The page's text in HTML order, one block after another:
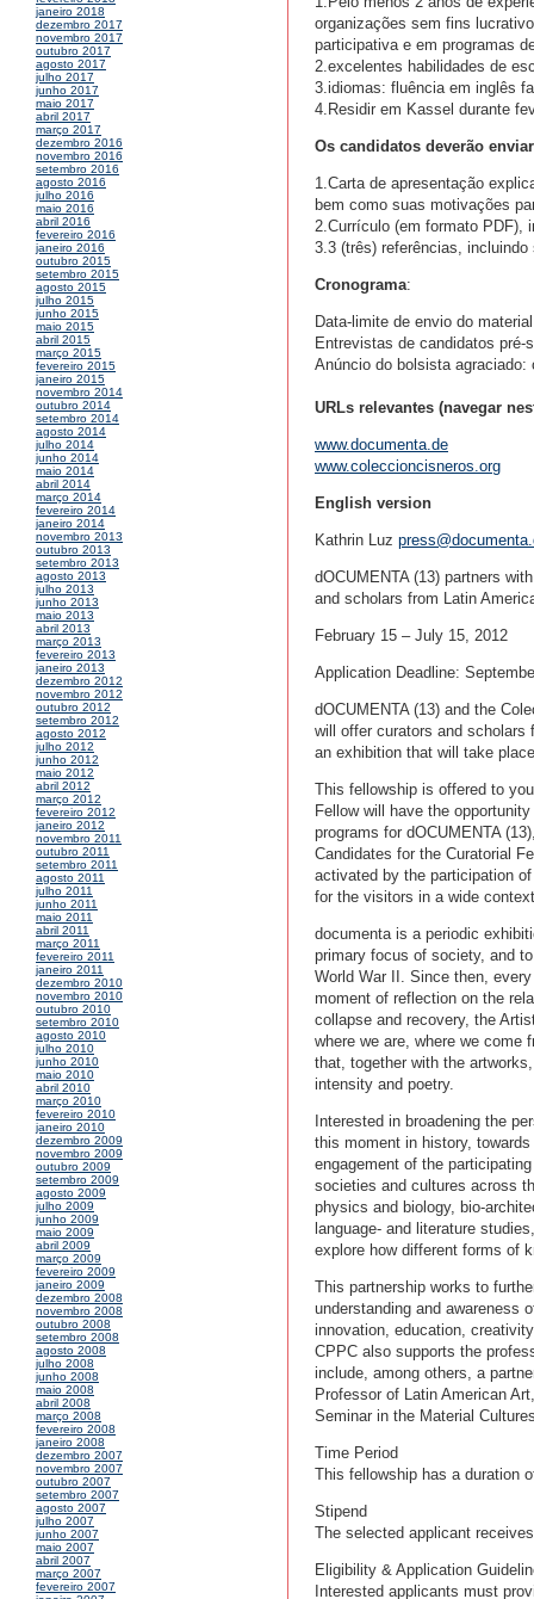
janeiro 2018
dezembro 2017
novembro 2017
outubro 2017
agosto 2017
julho 2017
junho 2017
maio 2017
abril 2017
março 2017
dezembro 2016
novembro 2016
setembro 2016
agosto 2016
julho 2016
maio 2016
abril 2016
fevereiro 2016
janeiro 2016
outubro 2015
setembro 2015
agosto 2015
julho 2015
junho 2015
maio 2015
abril 2015
março 2015
fevereiro 2015
janeiro 2015
novembro 2014
outubro 2014
setembro 2014
agosto 2014
julho 2014
junho 2014
maio 2014
abril 2014
março 2014
fevereiro 2014
janeiro 2014
novembro 2013
outubro 2013
setembro 2013
agosto 2013
julho 2013
junho 2013
maio 2013
abril 2013
março 2013
fevereiro 2013
janeiro 2013
dezembro 2012
novembro 2012
outubro 2012
setembro 2012
agosto 2012
julho 2012
junho 2012
maio 2012
abril 2012
março 2012
fevereiro 2012
janeiro 2012
novembro 2011
outubro 2011
setembro 2011
agosto 2011
julho 2011
junho 2011
maio 2011
abril 2011
março 2011
fevereiro 2011
janeiro 2011
dezembro 2010
novembro 2010
outubro 2010
setembro 2010
agosto 2010
julho 2010
junho 2010
maio 2010
abril 2010
março 2010
fevereiro 2010
janeiro 2010
dezembro 2009
novembro 2009
outubro 2009
setembro 2009
agosto 2009
julho 2009
junho 2009
maio 2009
abril 2009
março 2009
fevereiro 2009
janeiro 2009
dezembro 2008
novembro 2008
outubro 2008
setembro 2008
agosto 2008
julho 2008
junho 2008
maio 2008
abril 2008
março 2008
fevereiro 2008
janeiro 2008
dezembro 2007
novembro 2007
outubro 2007
setembro 2007
agosto 2007
julho 2007
junho 2007
maio 2007
abril 2007
março 2007
fevereiro 2007
organizações sem fins
participativa e em programas
2.excelentes habilidades de
3.idiomas: fluência em inglês
4.Residir em Kassel durante
Os candidatos deverão
1.Carta de apresentação
bem como suas motivações
2.Currículo (em formato PDF),
3.3 (três) referências,
Cronograma:
Data-limite de envio do
Entrevistas de candidatos pré-
Anúncio do bolsista agraciado:
URLs relevantes (navegar
www.documenta.de
www.coleccioncisneros.org
English version
Kathrin Luz
dOCUMENTA (13) partners
and scholars from Latin
February 15 – July 15, 2012
Application Deadline:
dOCUMENTA (13) and the
will offer curators and scholars
an exhibition that will take
This fellowship is offered to
Fellow will have the
programs for dOCUMENTA
Candidates for the Curatorial
activated by the participation
for the visitors in a wide
documenta is a periodic
primary focus of society, and
World War II. Since then,
moment of reflection on the
collapse and recovery, the
where we are, where we come
that, together with the
intensity and poetry.
Interested in broadening the
this moment in history,
engagement of the
societies and cultures across
physics and biology, bio-
language- and literature
explore how different forms of
This partnership works to
understanding and awareness
innovation, education,
CPPC also supports the
include, among others, a
Professor of Latin American
Seminar in the Material
Time Period
This fellowship has a duration
Stipend
The selected applicant
Eligibility & Application
Interested applicants must